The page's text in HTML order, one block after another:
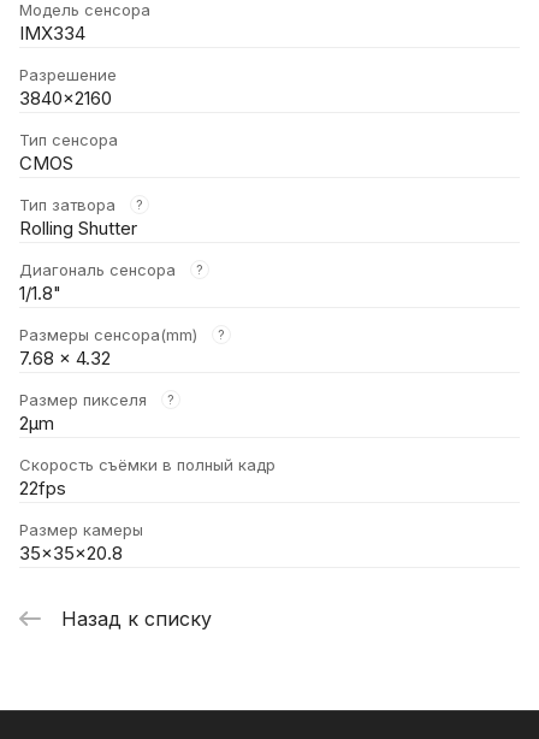
Модель сенсора
IMX334
Разрешение
3840x2160
Тип сенсора
CMOS
Тип затвора ?
Rolling Shutter
Диагональ сенсора ?
1/1.8"
Размеры сенсора(mm) ?
7.68 x 4.32
Размер пикселя ?
2μm
Скорость съёмки в полный кадр
22fps
Размер камеры
35x35x20.8
Назад к списку